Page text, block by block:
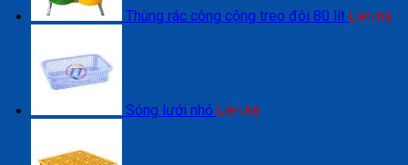
Thùng rác công cộng treo đôi 80 lít Liên hệ
Sóng lưới nhỏ Liên hệ